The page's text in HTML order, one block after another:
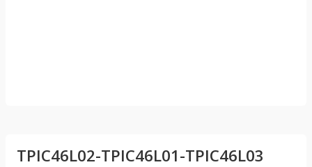
TPIC46L02-TPIC46L01-TPIC46L03